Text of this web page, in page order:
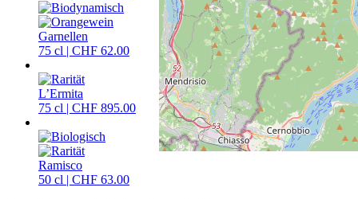
Garnellen
75 cl | CHF 62.00
L’Ermita
75 cl | CHF 895.00
Ramisco
50 cl | CHF 63.00